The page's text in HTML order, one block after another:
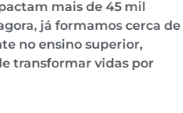
mais de 45 mil
já formamos cerca de
no ensino superior,
transformar vidas por